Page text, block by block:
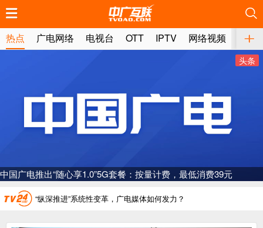
热点 广电网络 电视台 OTT IPTV 网络视频 媒体
头条
“广电方案”纳入国家应急通信一体化保障体系
广电总局对互联网电视自动续费专项治理
中国广电：编制一体化电视技术标准白皮书
一电视频道开播
“纵深推进”系统性变革，广电媒体如何发力？
“一省一网”，中国广电为何走了二十年？
推荐
推荐
推荐
推荐
推荐
推荐
推荐
推荐
推荐
推荐
推荐
推荐
推荐
推荐
推荐
推荐
推荐
推荐
推荐
推荐